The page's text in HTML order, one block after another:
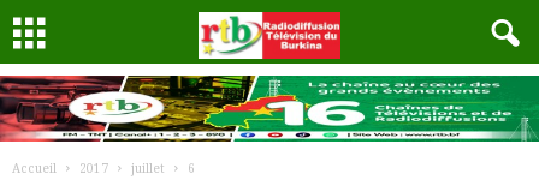
Accueil 2017 juillet 6